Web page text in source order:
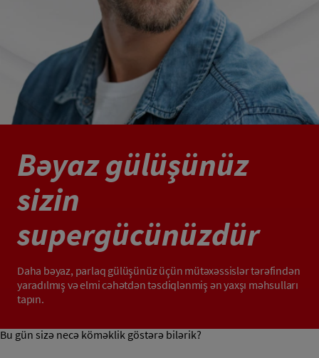
Bəyaz gülüşünüz
sizin
supergücünüzdür
Daha bəyaz, parlaq gülüşünüz üçün mütəxəssislər tərəfindən
yaradılmış və elmi cəhətdən təsdiqlənmiş ən yaxşı məhsulları
tapın.
Bu gün sizə necə köməklik göstərə bilərik?